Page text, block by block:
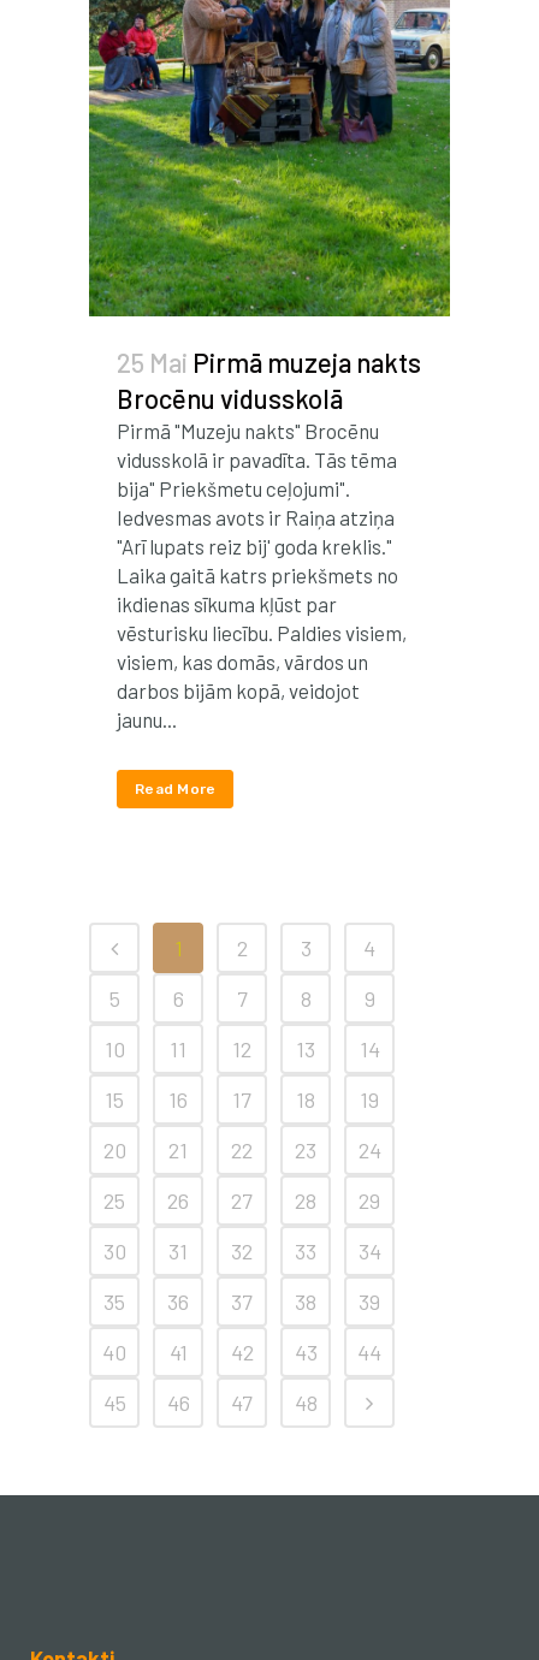
25 Mai Pirmā muzeja nakts
Brocēnu vidusskolā
Pirmā "Muzeju nakts" Brocēnu
vidusskolā ir pavadīta. Tās tēma
bija" Priekšmetu ceļojumi".
Iedvesmas avots ir Raiņa atziņa
"Arī lupats reiz bij' goda kreklis."
Laika gaitā katrs priekšmets no
ikdienas sīkuma kļūst par
vēsturisku liecību. Paldies visiem,
visiem, kas domās, vārdos un
darbos bijām kopā, veidojot
jaunu...
Read More
1 2 3
4
5
6 7 8
9
10
11 12 13
14
15
16 17 18
19
20
21 22 23
24
25
26 27 28
29
30
31 32 33
34
35
36 37 38
39
40
41 42 43
44
45
46 47 48